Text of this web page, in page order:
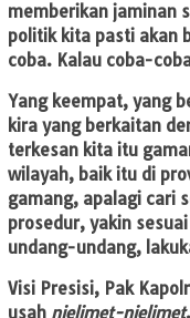
memberikan jaminan
politik kita pasti akan
coba. Kalau coba-
Yang keempat, yang
kira yang berkaitan
terkesan kita itu
wilayah, baik itu di
gamang, apalagi cari
prosedur, yakin
undang-undang,
Visi Presisi, Pak
usah njelimet-njelimet